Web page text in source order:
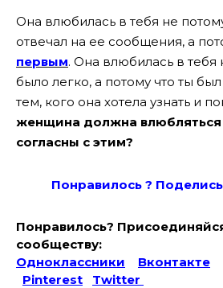
Она влюбилась в тебя не
отвечал на ее сообщения, а
первым. Она влюбилась в тебя
было легко, а потому что ты
тем, кого она хотела узнать и
женщина должна влюбляться
согласны с этим?
Понравилось ? Поде
Понравилось?
сообществу:
Одноклассники
Вконтакте
Pinterest
Twitter